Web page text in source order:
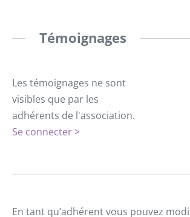
Témoignages
Les témoignages ne sont
visibles que par les
adhérents de l'association.
Se connecter >
En tant qu’adhérent vous pouvez